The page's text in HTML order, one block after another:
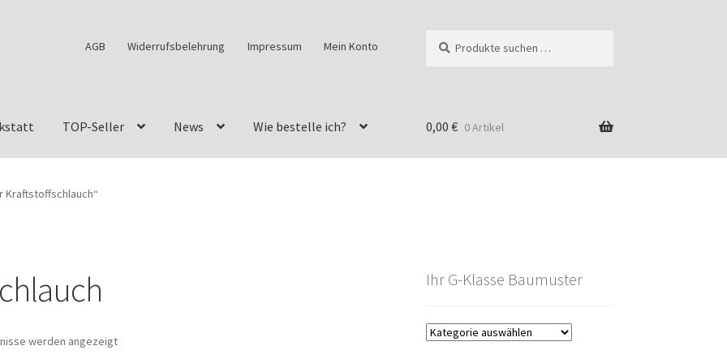
AGB Widerrufsbelehrung Impressum Mein Konto
nach:
TOP-Seller News Wie bestelle ich?
Felge ist für mein G-Modell 2018 verfügbar
Restore – Tune – Drive
0,00 € 0 Artikel
werden angezeigt
Ihr G-Klasse Baumuster